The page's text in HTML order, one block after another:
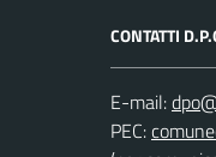
CONTATTI
E-mail:
PEC: